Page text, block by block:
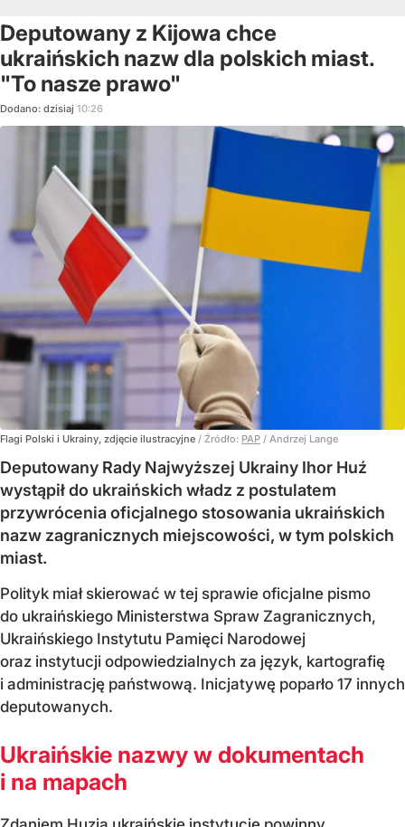
Deputowany z Kijowa chce
ukraińskich nazw dla polskich miast.
"To nasze prawo"
Dodano: dzisiaj 10:26
Flagi Polski i Ukrainy, zdjęcie ilustracyjne / Źródło: PAP / Andrzej Lange
Deputowany Rady Najwyższej Ukrainy Ihor Huź
wystąpił do ukraińskich władz z postulatem
przywrócenia oficjalnego stosowania ukraińskich
nazw zagranicznych miejscowości, w tym polskich
miast.
Polityk miał skierować w tej sprawie oficjalne pismo
do ukraińskiego Ministerstwa Spraw Zagranicznych,
Ukraińskiego Instytutu Pamięci Narodowej
oraz instytucji odpowiedzialnych za język, kartografię
i administrację państwową. Inicjatywę poparło 17 innych
deputowanych.
Ukraińskie nazwy w dokumentach
i na mapach